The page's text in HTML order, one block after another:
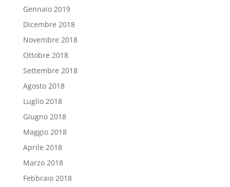
Gennaio 2019
Dicembre 2018
Novembre 2018
Ottobre 2018
Settembre 2018
Agosto 2018
Luglio 2018
Giugno 2018
Maggio 2018
Aprile 2018
Marzo 2018
Febbraio 2018